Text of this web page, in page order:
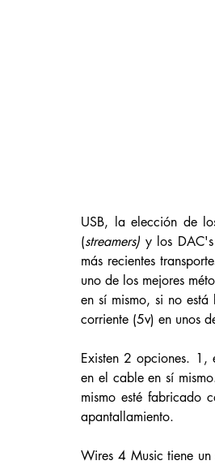
USB, la elección de
(streamers) y los
más recientes
uno de los mejores
en sí mismo, si no
corriente (5v) en unos
Existen 2 opciones. 1,
en el cable en sí
mismo esté fabricado
apantallamiento.
Wires 4 Music tiene